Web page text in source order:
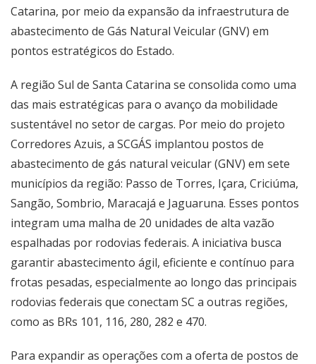
Catarina, por meio da expansão da infraestrutura de
abastecimento de Gás Natural Veicular (GNV) em
pontos estratégicos do Estado.
A região Sul de Santa Catarina se consolida como uma
das mais estratégicas para o avanço da mobilidade
sustentável no setor de cargas. Por meio do projeto
Corredores Azuis, a SCGÁS implantou postos de
abastecimento de gás natural veicular (GNV) em sete
municípios da região: Passo de Torres, Içara, Criciúma,
Sangão, Sombrio, Maracajá e Jaguaruna. Esses pontos
integram uma malha de 20 unidades de alta vazão
espalhadas por rodovias federais. A iniciativa busca
garantir abastecimento ágil, eficiente e contínuo para
frotas pesadas, especialmente ao longo das principais
rodovias federais que conectam SC a outras regiões,
como as BRs 101, 116, 280, 282 e 470.
Para expandir as operações com a oferta de postos de